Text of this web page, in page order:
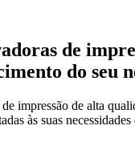
de
do seu
impressão de alta
às suas